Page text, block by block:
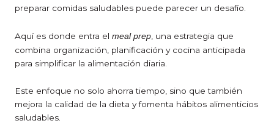
preparar comidas saludables puede parecer un desafío.
Aquí es donde entra el meal prep , una estrategia que
combina organización, planificación y cocina anticipada
para simplificar la alimentación diaria.
Este enfoque no solo ahorra tiempo, sino que también
mejora la calidad de la dieta y fomenta hábitos alimenticios
saludables.